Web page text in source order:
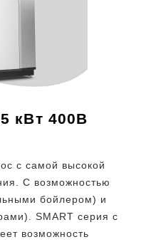
кВт 400В
с самой высокой
C возможностью
бойлером) и
SMART серия с
возможность